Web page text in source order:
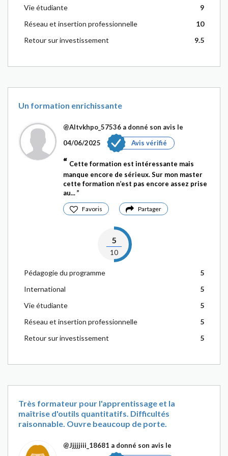
Vie étudiante
9
Réseau et insertion professionnelle
10
Retour sur investissement
9.5
Un formation enrichissante
@Altvkhpo_57536 a donné son avis le
04/06/2025
Avis vérifié
Cette formation est intéressante mais
manque encore de sérieux. Sur mon master
cette formation n’est pas encore assez prise
au...
Favoris Partager
5
10
Pédagogie du programme
5
International
5
Vie étudiante
5
Réseau et insertion professionnelle
5
Retour sur investissement
5
Très formateur pour l'apprentissage et la
maîtrise d'outils quantitatifs. Difficultés
raisonnable. Ouvre beaucoup de porte.
@Jjjjjiii_18681 a donné son avis le